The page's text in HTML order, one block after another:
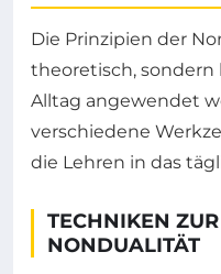
Die Prinzipien der
theoretisch,
Alltag angewendet
verschiedene
die Lehren in das
TECHNIKEN
NONDUALITÄT